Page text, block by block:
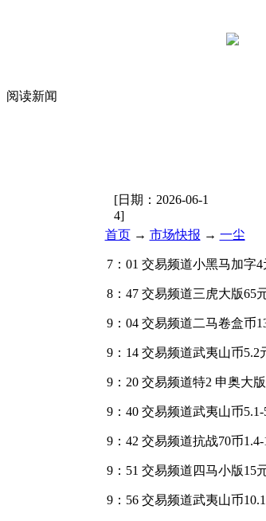
阅读新闻
[日期： 2026-06-1
4]
首页→ 市场快报 → 一尘
7：01 交易频道小黑马加字
8：47 交易频道三虎大版65
9：04 交易频道二马卷盒币
9：14 交易频道武夷山币
9：20 交易频道特2 申奥大
9：40 交易频道武夷山币
9：42 交易频道抗战70币
9：51 交易频道四马小版15
9：56 交易频道武夷山币